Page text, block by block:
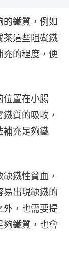
鐵質，例如
茶這些阻礙鐵
充的程度，便
位置在小腸
質的吸收，
補充足夠鐵
鐵性貧血，
易出現缺鐵的
外，也需要提
夠鐵質，也會